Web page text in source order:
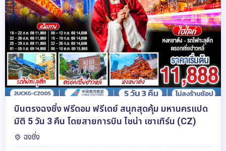
บินตรงฉงชิ่ง ฟรีดอม ฟรีเดย์ สนุกสุดคุ้ม มหานครแปด
มิติ 5 วัน 3 คืน โดยสายการบิน ไชน่า เซาเทิร์น (CZ)
ฉงชิ่ง